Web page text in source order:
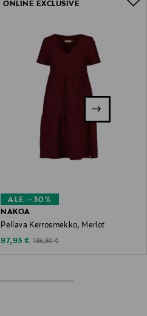
ALE –30%
ONLINE EXCLUSIVE
NAKOA
Pellava Kerrosmekko, Merlot
Discounted Price
97,93 € Original Price
139,90 €